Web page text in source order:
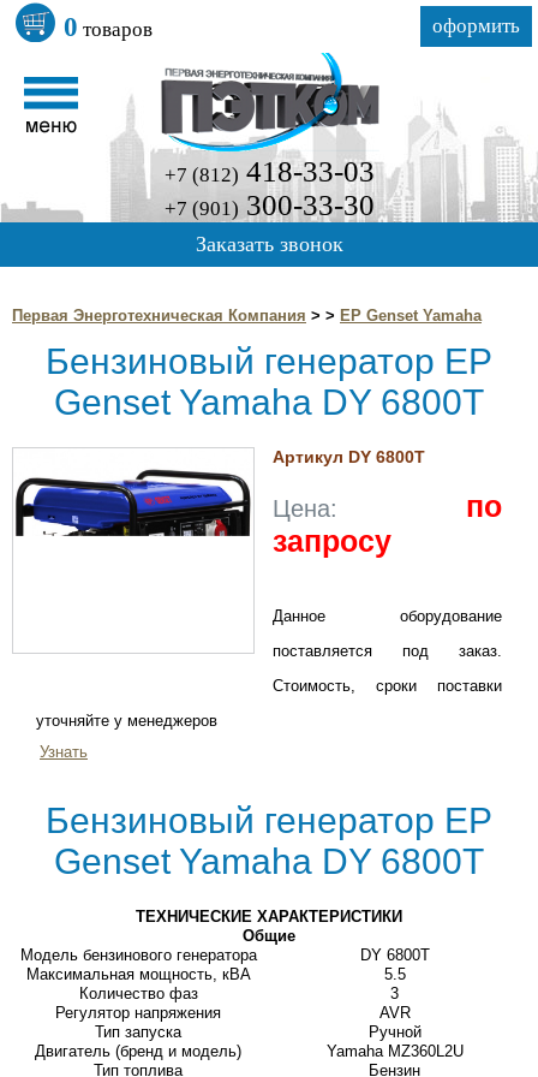
0 товаров оформить
+7 (812) 418-33-03
+7 (901) 300-33-30
Заказать звонок
Первая Энерготехническая Компания > > EP Genset Yamaha
Бензиновый генератор EP
Genset Yamaha DY 6800T
Артикул DY 6800T
Цена: по
запросу
Данное оборудование
поставляется под заказ.
Стоимость, сроки поставки
уточняйте у менеджеров
Узнать
Бензиновый генератор EP
Genset Yamaha DY 6800T
ТЕХНИЧЕСКИЕ ХАРАКТЕРИСТИКИ
Общие
Модель бензинового генератора
DY 6800T
Максимальная мощность, кВА
5.5
Количество фаз
3
Регулятор напряжения
AVR
Тип запуска
Ручной
Двигатель (бренд и модель)
Yamaha MZ360L2U
Тип топлива
Бензин